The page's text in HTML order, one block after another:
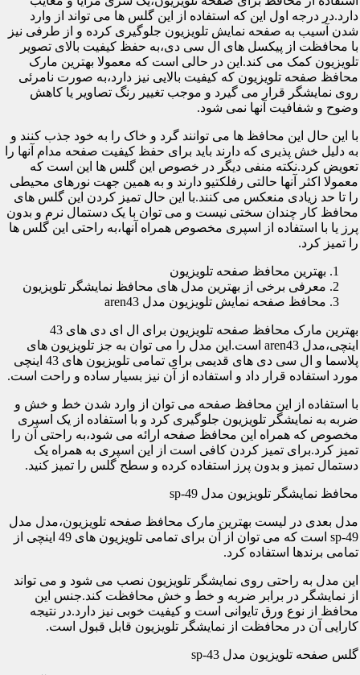
دارد.در درجه اول این که استفاده از این گلس ها می تواند از وارد
شدن آسیب به صفحه نمایش تلویزیون جلوگیری کرده و از طرفی نیز
با محافظت از پیکسل های ال سی دی،به حفظ کیفیت بالای تصویر
تلویزیون کمک می کند.این در حالی است که معمولا بهترین مارک
محافظ صفحه تلویزیون که کیفیت بالایی نیز دارد،به صورت نامرئی
روی نمایشگر قرار می گیرد و موجب تغییر رنگ تصاویر یا کاهش
وضوح و شفافیت آنها نمی شود.
با این حال این محافظ ها می توانند گرد و خاک را به خود جذب کنند و
به دلیل خش پذیری که دارند باید برای حفظ کیفیت صفحه مدام آنها را
تعویض کرد.نکته منفی دیگر در خصوص این گلس ها این است که
معمولا اکثر آنها حالتی رفلکتیو دارند و به همین جهت نورهای محیطی
را تا حد زیادی منعکس می کنند.با این حال تمیز کردن این گلس های
محافظ کار چندان سختی نیست و می توان با یک دستمال نرم و بدون
پرز یا با استفاده از اسپری مخصوص همراه آنها،به راحتی این گلس ها
را تمیز کرد.
بهترین محافظ صفحه تلویزیون
معرفی برخی از بهترین مدل های محافظ نمایشگر تلویزیون
محافظ صفحه نمایش تلویزیون مدل aren43
بهترین مارک محافظ صفحه تلویزیون برای ال ای دی های 43
اینچی،مدل aren43 است.این مدل را می توان به جز تلویزیون های
پلاسما و ال سی دی های قدیمی برای تمامی تلویزیون های 43 اینچی
مورد استفاده قرار داد و استفاده از آن نیز بسیار ساده و راحت است.
با استفاده از این محافظ صفحه می توان از وارد شدن خط و خش و
ضربه به نمایشگر تلویزیون جلوگیری کرد و با استفاده از یک اسپری
مخصوص که همراه این محافظ صفحه ارائه می شود،به راحتی آن را
تمیز کرد.برای تمیز کردن کافی است از این اسپری به همراه یک
دستمال تمیز و بدون پرز استفاده کرده و سطح گلس را تمیز کنید.
محافظ نمایشگر تلویزیون مدل sp-49
مدل بعدی در لیست بهترین مارک محافظ صفحه تلویزیون،مدل مدل
sp-49 است که می توان از آن برای تمامی تلویزیون های 49 اینچی از
تمامی برندها استفاده کرد.
این مدل به راحتی روی نمایشگر تلویزیون نصب می شود و می تواند
از نمایشگر در برابر ضربه و خط و خش محافظت کند.جنس این
محافظ از نوع ورق تایوانی است و کیفیت خوبی نیز دارد.در نتیجه
کارایی آن در محافظت از نمایشگر تلویزیون قابل قبول است.
گلس صفحه تلویزیون مدل sp-43